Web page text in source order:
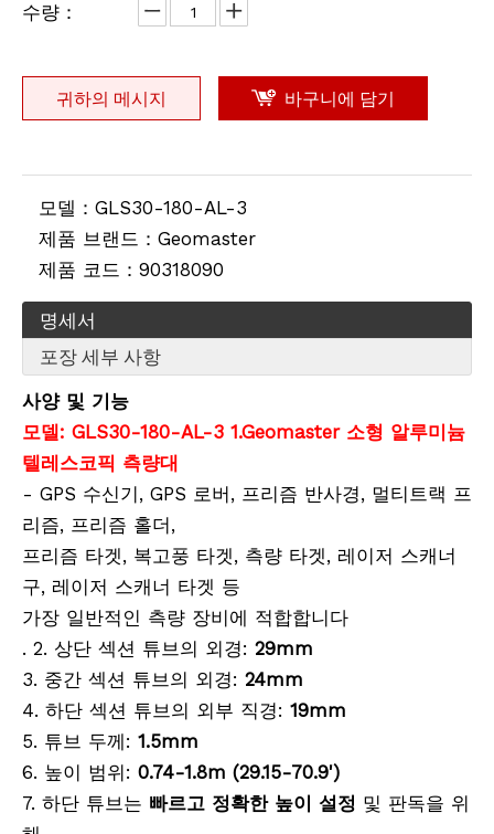
수량：
귀하의 메시지 바구니에 담기
모델： GLS30-180-AL-3
제품 브랜드： Geomaster
제품 코드： 90318090
명세서
포장 세부 사항
사양 및 기능
모델: GLS30-180-AL-3 1.Geomaster 소형 알루미늄
텔레스코픽 측량대
- GPS 수신기, GPS 로버, 프리즘 반사경, 멀티트랙 프
리즘, 프리즘 홀더,
프리즘 타겟, 복고풍 타겟, 측량 타겟, 레이저 스캐너
구, 레이저 스캐너 타겟 등
가장 일반적인 측량 장비에 적합합니다
. 2. 상단 섹션 튜브의 외경: 29mm
3. 중간 섹션 튜브의 외경: 24mm
4. 하단 섹션 튜브의 외부 직경: 19mm
5. 튜브 두께: 1.5mm
6. 높이 범위: 0.74-1.8m (29.15-70.9')
7. 하단 튜브는 빠르고 정확한 높이 설정 및 판독을 위